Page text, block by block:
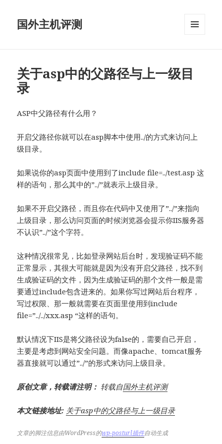
国外主机评测
关于asp中的父路径与上一级目
录
ASP中父路径有什么用？
开启父路径你就可以在asp脚本中使用../的方式来访问上
级目录。
如果说你的asp页面中使用到了include file=../test.asp 这
样的语句，那么其中的”../”就表示上级目录。
如果不开启父路径，而且你在代码中又使用了”../”来指向
上级目录，那么访问页面的时候浏览器会提示你IIS服务器
不认识”../”这个字符。
这种情况很常见，比如登录网站后台时，发现验证码不能
正常显示，其很大可能就是因为没有开启父路径，找不到
生成验证码的文件，因为生成验证码的那个文件一般是需
要通过include包含进来的。如果你写过网站后台程序，
写过权限、那一般就需要在页面里使用到include
file=”../../xxx.asp “这样的语句。
默认情况下IIS是将父路径设为false的，需要自己开启，
主要是考虑到网站安全问题。而像apache、tomcat服务
器直接就可以通过”../”的形式来访问上级目录。
原创文章，转载请注明： 转载自国外主机评测
本文链接地址: 关于asp中的父路径与上一级目录
文章的脚注信息由WordPress的wp-posturl插件自动生成